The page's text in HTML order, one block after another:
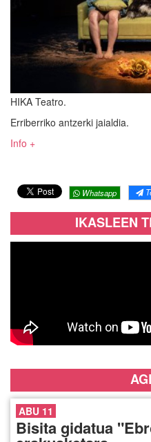
HIKA Teatro.
Erriberriko antzerki jaialdia.
Info +
Whatsapp
IKASLEEN
ABU 11
Bisita gidatua